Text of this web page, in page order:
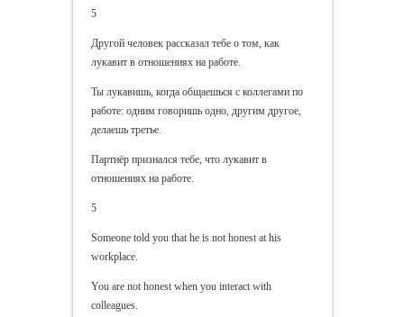
5
Другой человек рассказал тебе о том, как
лукавит в отношениях на работе.
Ты лукавишь, когда общаешься с коллегами по
работе: одним говоришь одно, другим другое,
делаешь третье.
Партнёр признался тебе, что лукавит в
отношениях на работе.
5
Someone told you that he is not honest at his
workplace.
You are not honest when you interact with
colleagues.